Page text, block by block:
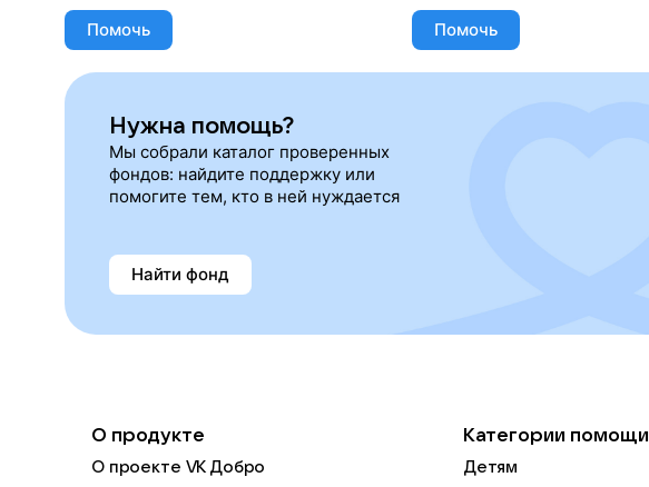
Помочь Помочь
Нужна помощь?
Мы собрали каталог проверенных
фондов: найдите поддержку или
помогите тем, кто в ней нуждается
Найти фонд
О продукте
О проекте VK Добро
Категории помощи
Детям